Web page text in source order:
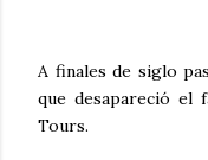
A finales de siglo
que desapareció el
Tours.